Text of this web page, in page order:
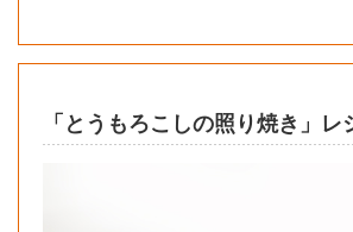
「とうもろこしの照り焼き」レ